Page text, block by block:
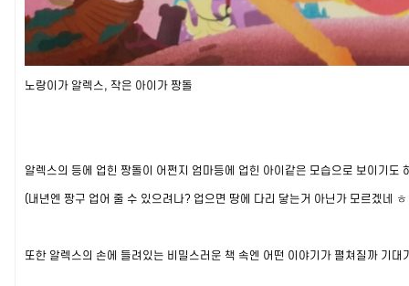
노랑이가 알렉스, 작은 아이가 짱돌
알렉스의 등에 업힌 짱돌이 어쩐지 엄마등에 업힌 아이같은 모습으로 보이기도
(내년엔 짱구 업어 줄 수 있으려나? 업으면 땅에 다리 닿는거 아닌가 모르겠네
또한 알렉스의 손에 들려있는 비밀스러운 책 속엔 어떤 이야기가 펼쳐질까 기대